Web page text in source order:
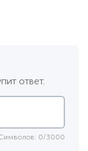
ответ.
0/3000